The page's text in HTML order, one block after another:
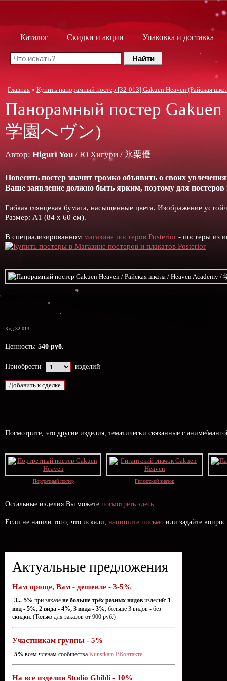
≡ Каталог Скидки и акции Упаковка и доставка
Главная » Купить панорамный постер [32-013] Gakuen Heaven (Райская
Панорамный постер Gakuen
学園へヴン)
Автор: Higuri You / Ю Хигури / 氷栗優
Повесить постер значит громко объявить о своих
Ваше заявление должно быть ярким, поэтому для
Гибкая глянцевая бумага, насыщенные цвета. Изображение
Размер: А1 (84 х 60 см).
В специализированном магазине постеров Posterior - постеры из
Код 32-013
Ценность: 540 руб.
Приобрести изделий
Посмотрите, это другие изделия, тематически связанные с аниме/
Портретный постер Гигантский значок
Остальные изделия Вы можете посмотреть здесь.
Если не нашли того, что искали, напишите письмо или задайте вопрос
Актуальные предложения
Нам проще, Вам - дешевле - 3-5%
-3...-5% при заказе не больше трёх разных видов изделий: 1
вид - 5%, 2 вида - 4%, 3 вида - 3%, больше 3 видов - без
скидки. (Только для заказов от 900 руб.)
Участникам группы - 5%
-5% всем членам сообщества Kunstkam ВКонтакте
На все изделия Studio Ghibli - 10%